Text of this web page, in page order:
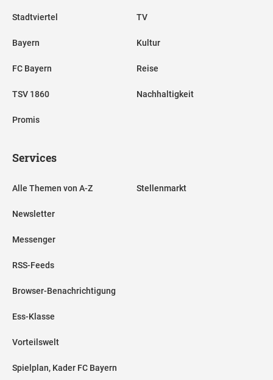
Stadtviertel
Bayern
FC Bayern
TSV 1860
Promis
TV
Kultur
Reise
Nachhaltigkeit
Services
Alle Themen von A-Z
Newsletter
Messenger
RSS-Feeds
Browser-Benachrichtigung
Ess-Klasse
Vorteilswelt
Spielplan, Kader FC Bayern
Stellenmarkt